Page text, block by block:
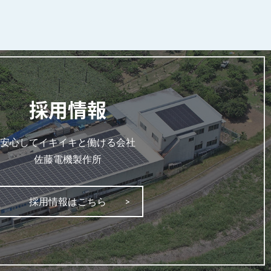
採用情報
安心してイキイキと働ける会社
佐藤電機製作所
採用情報はこちら